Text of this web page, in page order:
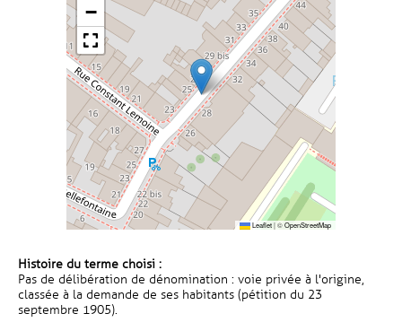
−
Leaflet|©OpenStreetMap
Histoire du terme choisi :
Pas de délibération de dénomination : voie privée à l'origine,
classée à la demande de ses habitants (pétition du 23
septembre 1905).